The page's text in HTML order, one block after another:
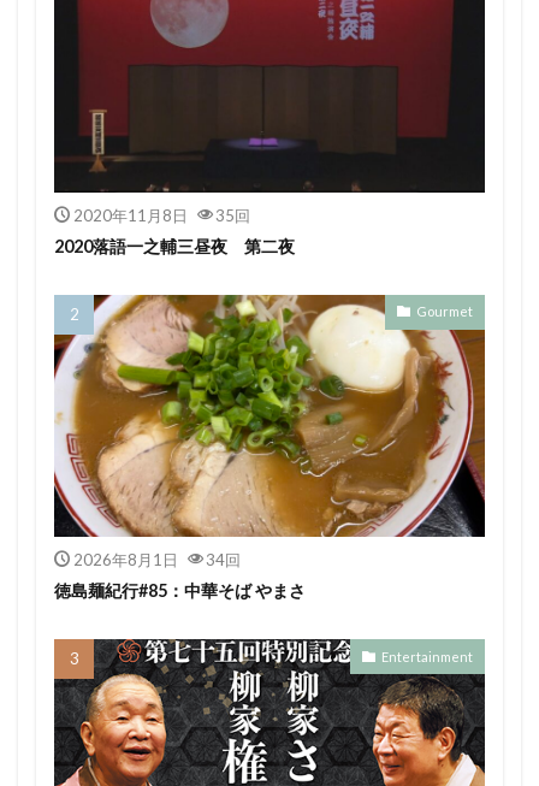
2020年11月8日 35回
2020落語一之輔三昼夜 第二夜
Gourmet
2026年8月1日 34回
徳島麺紀行#85：中華そば やまさ
Entertainment